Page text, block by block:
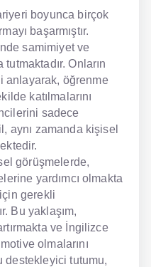
boyunca birçok
başarmıştır.
samimiyet ve
Onların
anlayarak, öğrenme
katılmalarını
sadece
aynı zamanda kişisel
görüşmelerde,
yardımcı olmakta
gerekli
Bu yaklaşım,
ve İngilizce
olmalarını
destekleyici tutumu,